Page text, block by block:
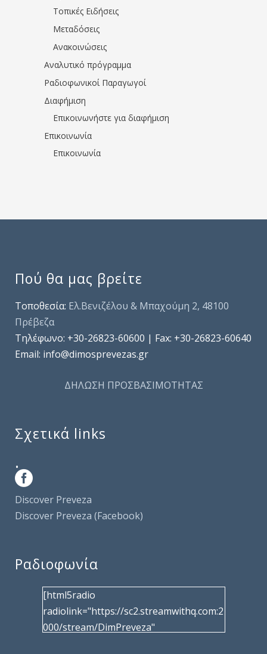
Τοπικές Ειδήσεις
Μεταδόσεις
Ανακοινώσεις
Αναλυτικό πρόγραμμα
Ραδιοφωνικοί Παραγωγοί
Διαφήμιση
Επικοινωνήστε για διαφήμιση
Επικοινωνία
Επικοινωνία
Πού θα μας βρείτε
Τοποθεσία: Ελ.Βενιζέλου & Μπαχούμη 2, 48100
Πρέβεζα
Τηλέφωνo: +30-26823-60600 | Fax: +30-26823-60640
Email: info@dimosprevezas.gr
ΔΗΛΩΣΗ ΠΡΟΣΒΑΣΙΜΟΤΗΤΑΣ
Σχετικά links
.
Discover Preveza
Discover Preveza (Facebook)
Ραδιοφωνία
[html5radio
radiolink="https://sc2.streamwithq.com:2
000/stream/DimPreveza"